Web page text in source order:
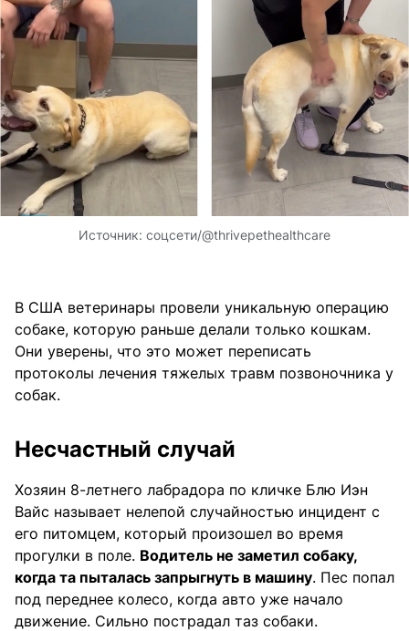
Источник: соцсети/@thrivepethealthcare
В США ветеринары провели уникальную операцию
собаке, которую раньше делали только кошкам.
Они уверены, что это может переписать
протоколы лечения тяжелых травм позвоночника у
собак.
Несчастный случай
Хозяин 8-летнего лабрадора по кличке Блю Иэн
Вайс называет нелепой случайностью инцидент с
его питомцем, который произошел во время
прогулки в поле. Водитель не заметил собаку,
когда та пыталась запрыгнуть в машину. Пес попал
под переднее колесо, когда авто уже начало
движение. Сильно пострадал таз собаки.